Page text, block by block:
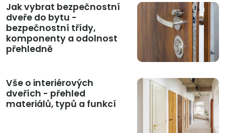
Jak vybrat bezpečnostní
dveře do bytu -
bezpečnostní třídy,
komponenty a odolnost
přehledně
Vše o interiérových
dveřích - přehled
materiálů, typů a funkcí